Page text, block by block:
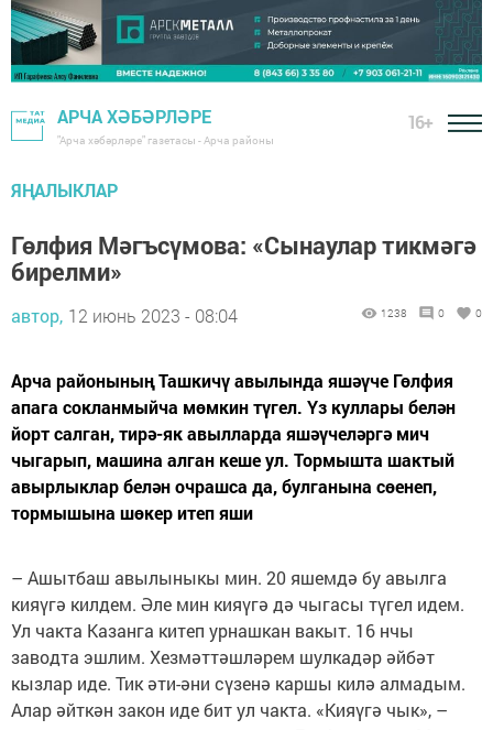
АРЧА ХӘБӘРЛӘРЕ
"Арча хәбәрләре" газетасы - Арча районы
16+
ЯҢАЛЫКЛАР
Гөлфия Мәгъсүмова: «Сынаулар тикмәгә
бирелми»
автор, 12 июнь 2023 - 08:04 1238 0 0
Арча районының Ташкичү авылында яшәүче Гөлфия
апага сокланмыйча мөмкин түгел. Үз куллары белән
йорт салган, тирә-як авылларда яшәүчеләргә мич
чыгарып, машина алган кеше ул. Тормышта шактый
авырлыклар белән очрашса да, булганына сөенеп,
тормышына шөкер итеп яши
– Ашытбаш авылыныкы мин. 20 яшемдә бу авылга
кияүгә килдем. Әле мин кияүгә дә чыгасы түгел идем.
Ул чакта Казанга китеп урнашкан вакыт. 16 нчы
заводта эшлим. Хезмәттәшләрем шулкадәр әйбәт
кызлар иде. Тик әти-әни сүзенә каршы килә алмадым.
Алар әйткән закон иде бит ул чакта. «Кияүгә чык», –